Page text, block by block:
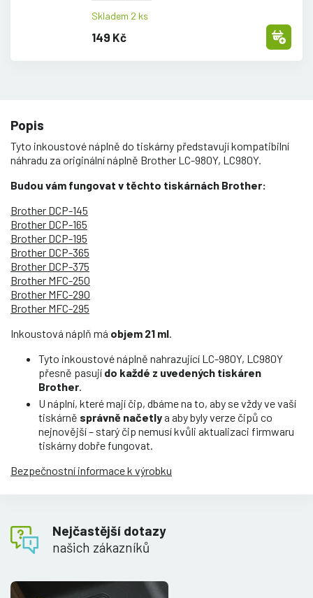
Skladem 2 ks
149 Kč
Popis
Tyto inkoustové náplně do tiskárny představují kompatibilní
náhradu za originální náplně Brother LC-980Y, LC980Y.
Budou vám fungovat v těchto tiskárnách Brother:
Brother DCP-145
Brother DCP-165
Brother DCP-195
Brother DCP-365
Brother DCP-375
Brother MFC-250
Brother MFC-290
Brother MFC-295
Inkoustová náplň má objem 21 ml.
Tyto inkoustové náplně nahrazující LC-980Y, LC980Y
přesně pasují do každé z uvedených tiskáren
Brother.
U náplní, které mají čip, dbáme na to, aby se vždy ve vaší
tiskárně správně načetlya aby byly verze čipů co
nejnovější – starý čip nemusí kvůli aktualizaci firmwaru
tiskárny dobře fungovat.
Bezpečnostní informace k výrobku
Nejčastější dotazy
našich zákazníků